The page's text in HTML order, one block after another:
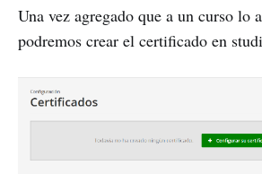
Una vez agregado que a un curso lo
podremos crear el certificado en